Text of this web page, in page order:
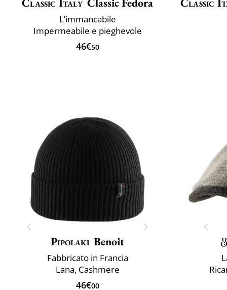
L’immancabile
Impermeabile e pieghevole
46€50
Pipolaki Benoit
Fabbricato in Francia
Lana, Cashmere
46€00